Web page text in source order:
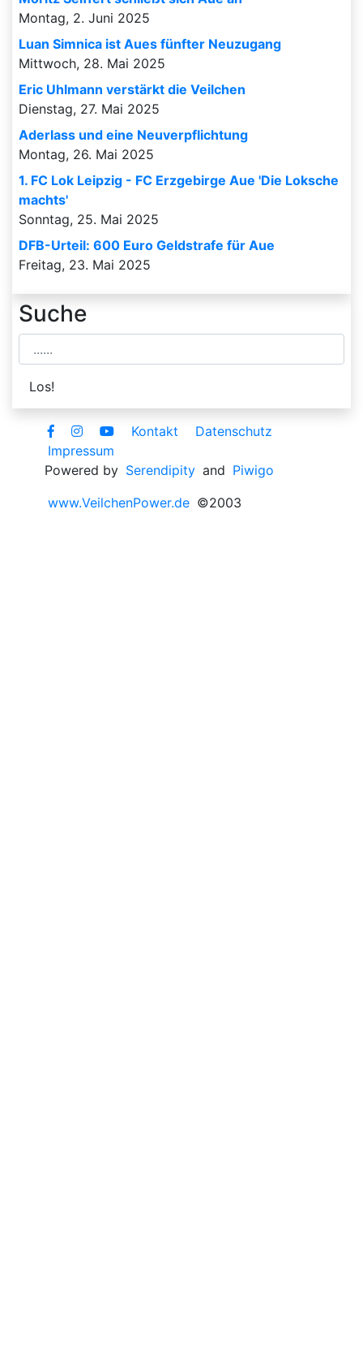
Montag, 2. Juni 2025
Luan Simnica ist Aues fünfter Neuzugang
Mittwoch, 28. Mai 2025
Eric Uhlmann verstärkt die Veilchen
Dienstag, 27. Mai 2025
Aderlass und eine Neuverpflichtung
Montag, 26. Mai 2025
1. FC Lok Leipzig - FC Erzgebirge Aue 'Die Loksche
machts'
Sonntag, 25. Mai 2025
DFB-Urteil: 600 Euro Geldstrafe für Aue
Freitag, 23. Mai 2025
Suche
Kontakt
Datenschutz
Impressum
Powered by Serendipity and Piwigo
www.VeilchenPower.de ©2003